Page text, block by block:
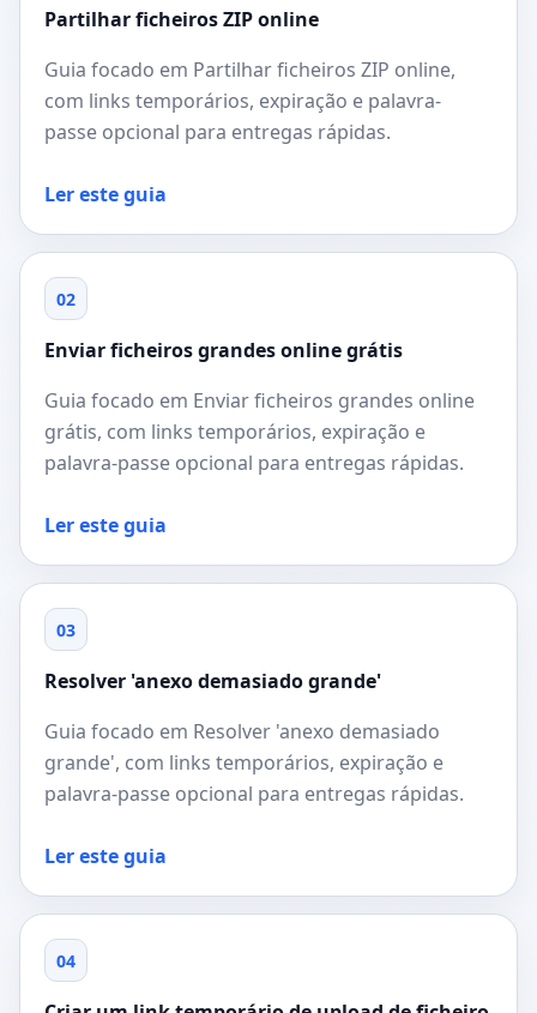
Partilhar ficheiros ZIP online
Guia focado em Partilhar ficheiros ZIP online,
com links temporários, expiração e palavra-
passe opcional para entregas rápidas.
Ler este guia
02
Enviar ficheiros grandes online grátis
Guia focado em Enviar ficheiros grandes online
grátis, com links temporários, expiração e
palavra-passe opcional para entregas rápidas.
Ler este guia
03
Resolver 'anexo demasiado grande'
Guia focado em Resolver 'anexo demasiado
grande', com links temporários, expiração e
palavra-passe opcional para entregas rápidas.
Ler este guia
04